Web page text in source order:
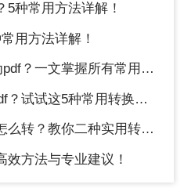
5种常用方法详解！
用方法详解！
一文掌握所有常用方法！
试这5种常用转换方法！
？教你二种实用转换方法！
效方法与专业建议！